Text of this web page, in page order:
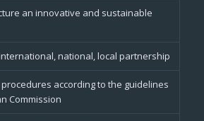
an innovative and sustainable
national, local partnership
according to the guidelines
Commission